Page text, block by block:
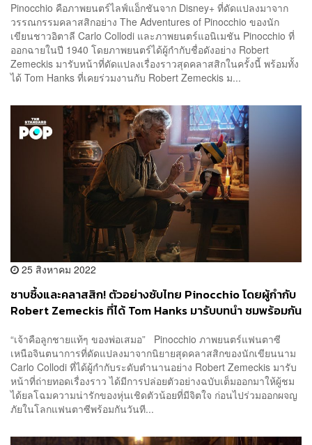
Pinocchio คือภาพยนตร์ไลฟ์แอ็กชันจาก Disney+ ที่ดัดแปลงมาจาก
วรรณกรรมคลาสสิกอย่าง The Adventures of Pinocchio ของนัก
เขียนชาวอิตาลี Carlo Collodi และภาพยนตร์แอนิเมชัน Pinocchio ที่
ออกฉายในปี 1940 โดยภาพยนตร์ได้ผู้กำกับชื่อดังอย่าง Robert
Zemeckis มารับหน้าที่ดัดแปลงเรื่องราวสุดคลาสสิกในครั้งนี้ พร้อมทั้ง
ได้ Tom Hanks ที่เคยร่วมงานกับ Robert Zemeckis ม...
25 สิงหาคม 2022
ซาบซึ้งและคลาสสิก! ตัวอย่างซับไทย Pinocchio โดยผู้กำกับ
Robert Zemeckis ที่ได้ Tom Hanks มารับบทนำ ชมพร้อมกัน
“เจ้าคือลูกชายแท้ๆ ของพ่อเสมอ” Pinocchio ภาพยนตร์แฟนตาซี
เหนือจินตนาการที่ดัดแปลงมาจากนิยายสุดคลาสสิกของนักเขียนนาม
Carlo Collodi ที่ได้ผู้กำกับระดับตำนานอย่าง Robert Zemeckis มารับ
หน้าที่ถ่ายทอดเรื่องราว ได้มีการปล่อยตัวอย่างฉบับเต็มออกมาให้ผู้ชม
ได้ยลโฉมความน่ารักของหุ่นเชิดตัวน้อยที่มีจิตใจ ก่อนไปร่วมออกผจญ
ภัยในโลกแฟนตาซีพร้อมกันวันที...